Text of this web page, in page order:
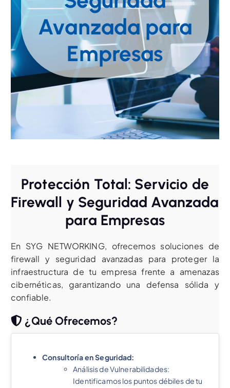
Avanzada para
Empresas
Protección Total: Servicio de
Firewall y Seguridad Avanzada
para Empresas
En SYG NETWORKING, ofrecemos soluciones de
firewall y seguridad avanzadas para proteger la
infraestructura de tu empresa frente a amenazas
cibernéticas, garantizando una defensa sólida y
confiable.
¿Qué Ofrecemos?
Consultoría en Seguridad:
Análisis de Vulnerabilidades:
Identificamos los puntos débiles de tu